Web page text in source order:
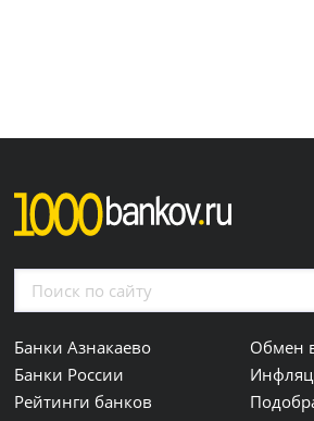
Банки Азнакаево
Банки России
Рейтинги банков
Обмен